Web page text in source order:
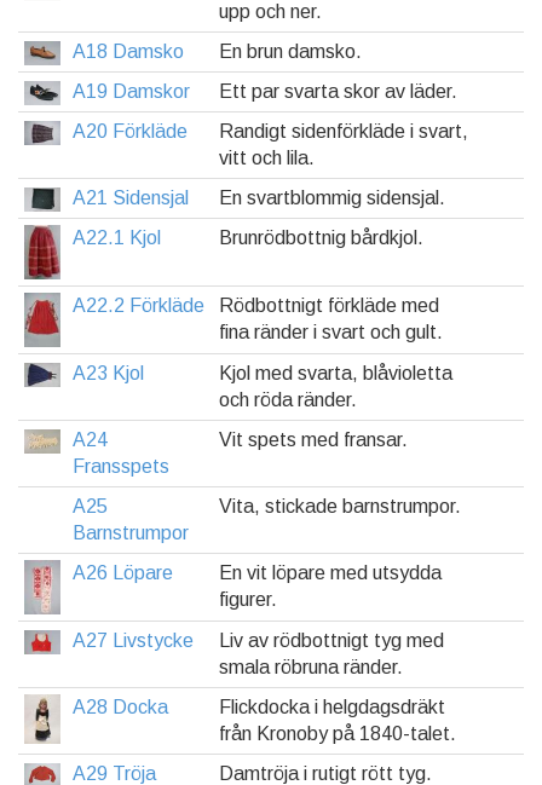
upp och ner.
A18 Damsko
En brun damsko.
A19 Damskor
Ett par svarta skor av läder.
A20 Förkläde
Randigt sidenförkläde i svart,
vitt och lila.
A21 Sidensjal
En svartblommig sidensjal.
A22.1 Kjol
Brunrödbottnig bårdkjol.
A22.2 Förkläde
Rödbottnigt förkläde med
fina ränder i svart och gult.
A23 Kjol
Kjol med svarta, blåvioletta
och röda ränder.
A24
Fransspets
Vit spets med fransar.
A25
Barnstrumpor
Vita, stickade barnstrumpor.
A26 Löpare
En vit löpare med utsydda
figurer.
A27 Livstycke
Liv av rödbottnigt tyg med
smala röbruna ränder.
A28 Docka
Flickdocka i helgdagsdräkt
från Kronoby på 1840-talet.
A29 Tröja
Damtröja i rutigt rött tyg.